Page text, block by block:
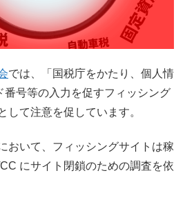
では、「国税庁をかたり、個人情
番号等の入力を促すフィッシング
して注意を促しています。
おいて、フィッシングサイトは稼
にサイト閉鎖のための調査を依